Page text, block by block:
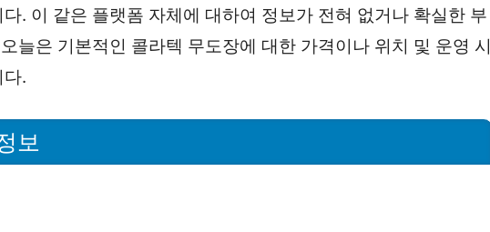
. 이 같은 플랫폼 자체에 대하여 정보가 전혀 없거나 확실한 부
늘은 기본적인 콜라텍 무도장에 대한 가격이나 위치 및 운영 시
.
보